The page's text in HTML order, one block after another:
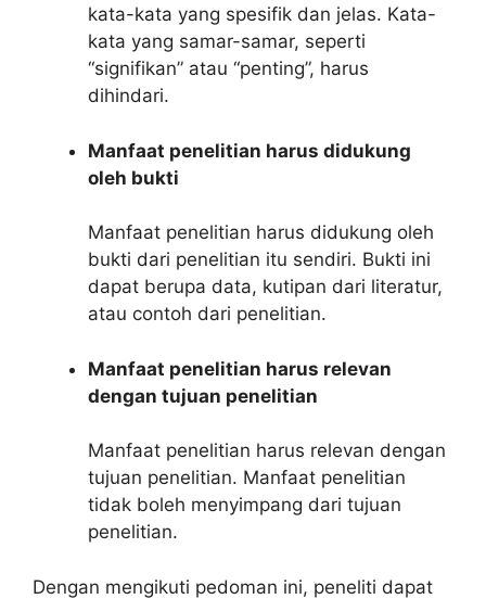
kata-kata yang spesifik dan jelas. Kata-
kata yang samar-samar, seperti
“signifikan” atau “penting”, harus
dihindari.
Manfaat penelitian harus didukung
oleh bukti
Manfaat penelitian harus didukung oleh
bukti dari penelitian itu sendiri. Bukti ini
dapat berupa data, kutipan dari literatur,
atau contoh dari penelitian.
Manfaat penelitian harus relevan
dengan tujuan penelitian
Manfaat penelitian harus relevan dengan
tujuan penelitian. Manfaat penelitian
tidak boleh menyimpang dari tujuan
penelitian.
Dengan mengikuti pedoman ini, peneliti dapat